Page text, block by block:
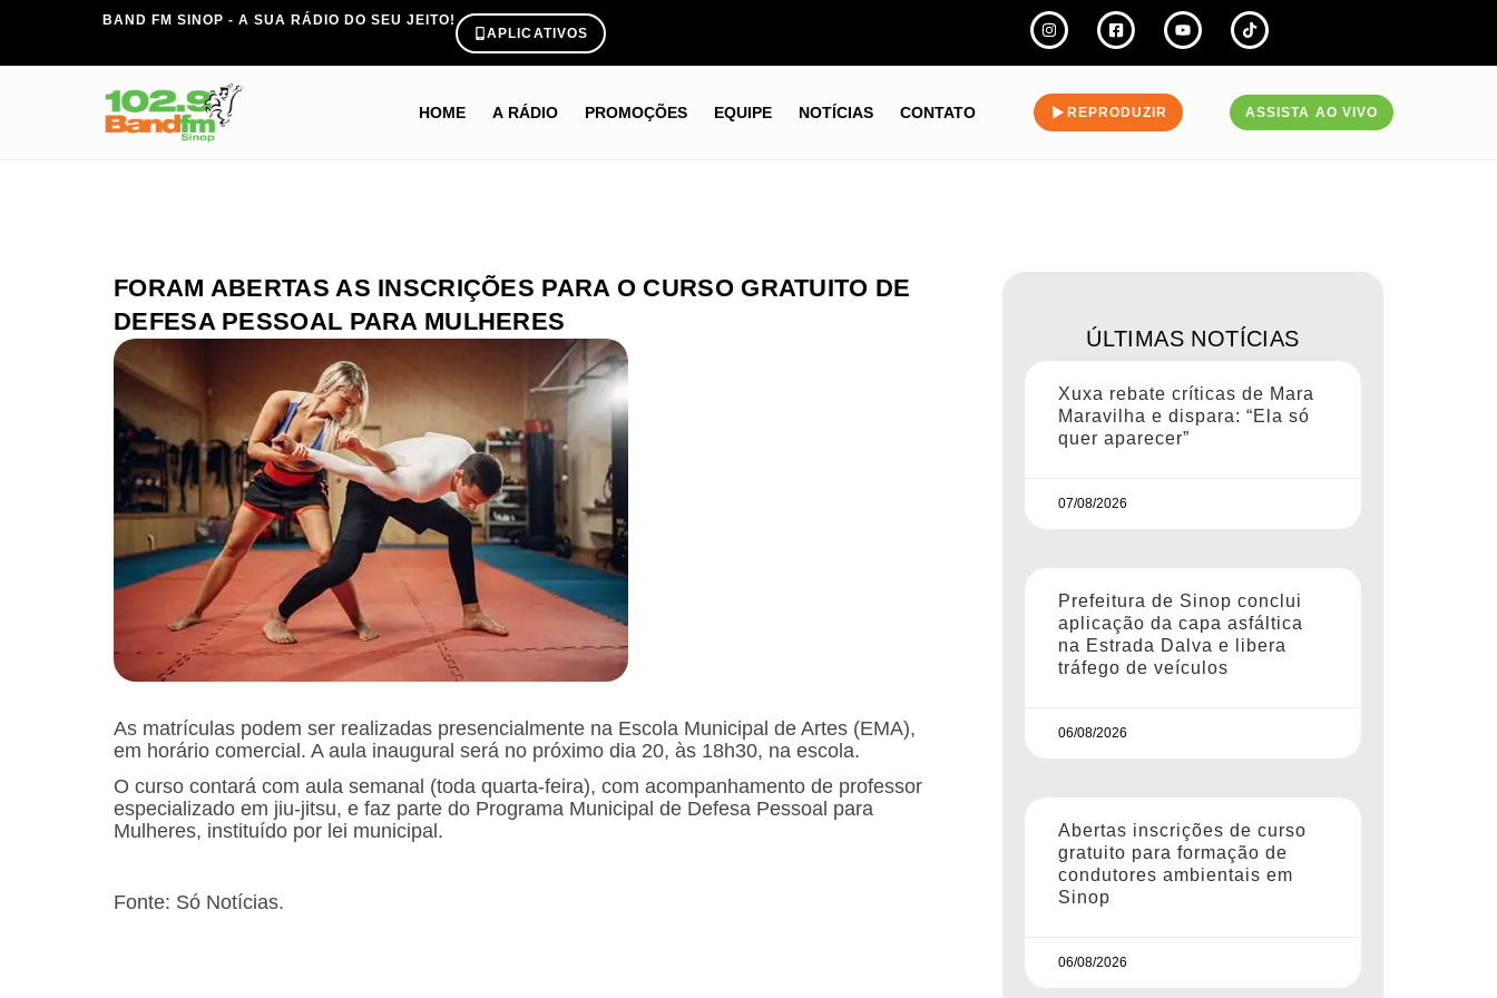
BAND FM SINOP - A SUA RÁDIO DO SEU JEITO!
APLICATIVOS
HOME A RÁDIO PROMOÇÕES EQUIPE NOTÍCIAS CONTATO REPRODUZIR ASSISTA AO VIVO
FORAM ABERTAS AS INSCRIÇÕES PARA O CURSO GRATUITO DE
DEFESA PESSOAL PARA MULHERES
As matrículas podem ser realizadas presencialmente na Escola Municipal de Artes (EMA),
em horário comercial. A aula inaugural será no próximo dia 20, às 18h30, na escola.
O curso contará com aula semanal (toda quarta-feira), com acompanhamento de professor
especializado em jiu-jitsu, e faz parte do Programa Municipal de Defesa Pessoal para
Mulheres, instituído por lei municipal.
Fonte: Só Notícias.
ÚLTIMAS NOTÍCIAS
Xuxa rebate críticas de Mara
Maravilha e dispara: “Ela só
quer aparecer”
07/08/2026
Prefeitura de Sinop conclui
aplicação da capa asfáltica
na Estrada Dalva e libera
tráfego de veículos
06/08/2026
Abertas inscrições de curso
gratuito para formação de
condutores ambientais em
Sinop
06/08/2026